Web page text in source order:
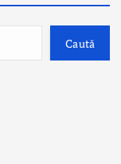
Caută